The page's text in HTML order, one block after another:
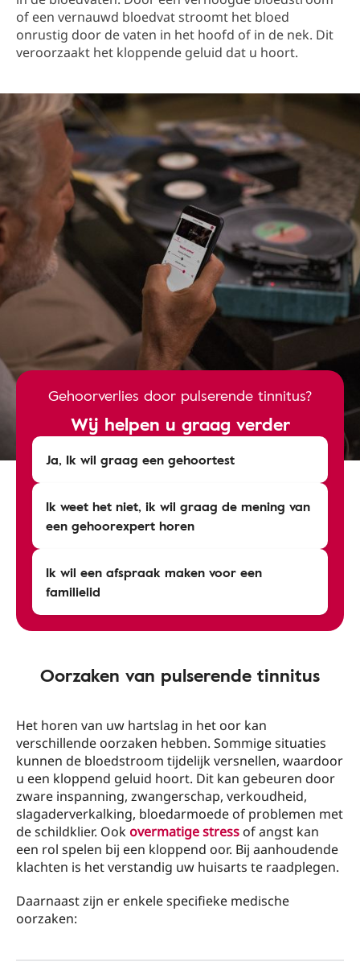
of een vernauwd bloedvat stroomt het bloed
onrustig door de vaten in het hoofd of in de nek. Dit
veroorzaakt het kloppende geluid dat u hoort.
Gehoorverlies door pulserende tinnitus?
Wij helpen u graag verder
Ja, Ik wil graag een gehoortest
Ik weet het niet, ik wil graag de mening van
een gehoorexpert horen
Ik wil een afspraak maken voor een
familielid
Oorzaken van pulserende tinnitus
Het horen van uw hartslag in het oor kan
verschillende oorzaken hebben. Sommige situaties
kunnen de bloedstroom tijdelijk versnellen, waardoor
u een kloppend geluid hoort. Dit kan gebeuren door
zware inspanning, zwangerschap, verkoudheid,
slagaderverkalking, bloedarmoede of problemen met
de schildklier. Ookovermatige stressof angst kan
een rol spelen bij een kloppend oor. Bij aanhoudende
klachten is het verstandig uw huisarts te raadplegen.
Daarnaast zijn er enkele specifieke medische
oorzaken: